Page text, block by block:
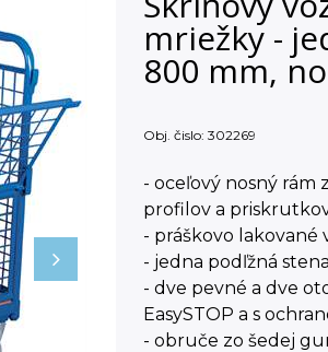
mriežky -
800 mm,
Obj. čislo: 302269
- oceľový nosný rám
profilov a
- práškovo lakované
- jedna podľžná
- dve pevné a dve
EasySTOP a s
- obruče zo šedej